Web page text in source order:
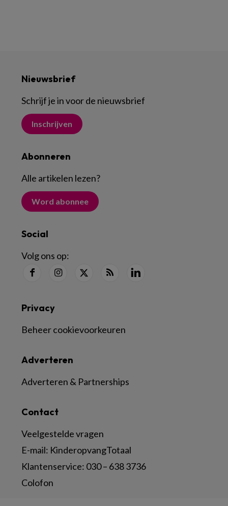
Nieuwsbrief
Schrijf je in voor de nieuwsbrief
Inschrijven
Abonneren
Alle artikelen lezen?
Word abonnee
Social
Volg ons op:
Contact
Veelgestelde vragen
E-mail: KinderopvangTotaal
Klantenservice: 030 – 638 3736
Colofon
Adverteren
Adverteren & Partnerships
Privacy
Beheer cookievoorkeuren